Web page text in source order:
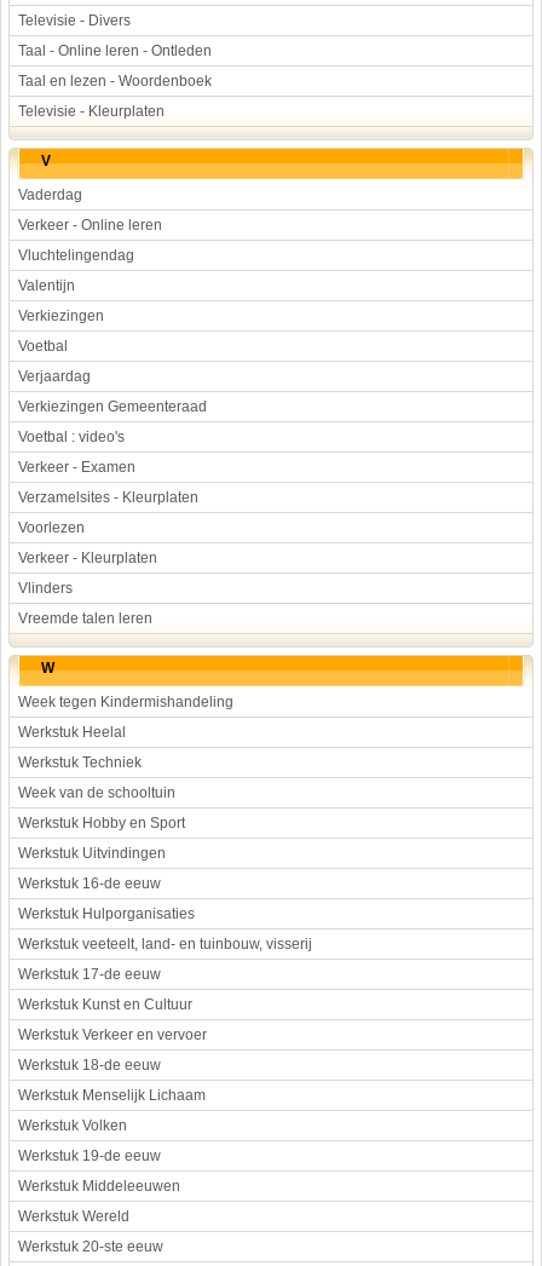
Televisie - Divers
Taal - Online leren - Ontleden
Taal en lezen - Woordenboek
Televisie - Kleurplaten
V
Vaderdag
Verkeer - Online leren
Vluchtelingendag
Valentijn
Verkiezingen
Voetbal
Verjaardag
Verkiezingen Gemeenteraad
Voetbal : video's
Verkeer - Examen
Verzamelsites - Kleurplaten
Voorlezen
Verkeer - Kleurplaten
Vlinders
Vreemde talen leren
W
Week tegen Kindermishandeling
Werkstuk Heelal
Werkstuk Techniek
Week van de schooltuin
Werkstuk Hobby en Sport
Werkstuk Uitvindingen
Werkstuk 16-de eeuw
Werkstuk Hulporganisaties
Werkstuk veeteelt, land- en tuinbouw, visserij
Werkstuk 17-de eeuw
Werkstuk Kunst en Cultuur
Werkstuk Verkeer en vervoer
Werkstuk 18-de eeuw
Werkstuk Menselijk Lichaam
Werkstuk Volken
Werkstuk 19-de eeuw
Werkstuk Middeleeuwen
Werkstuk Wereld
Werkstuk 20-ste eeuw